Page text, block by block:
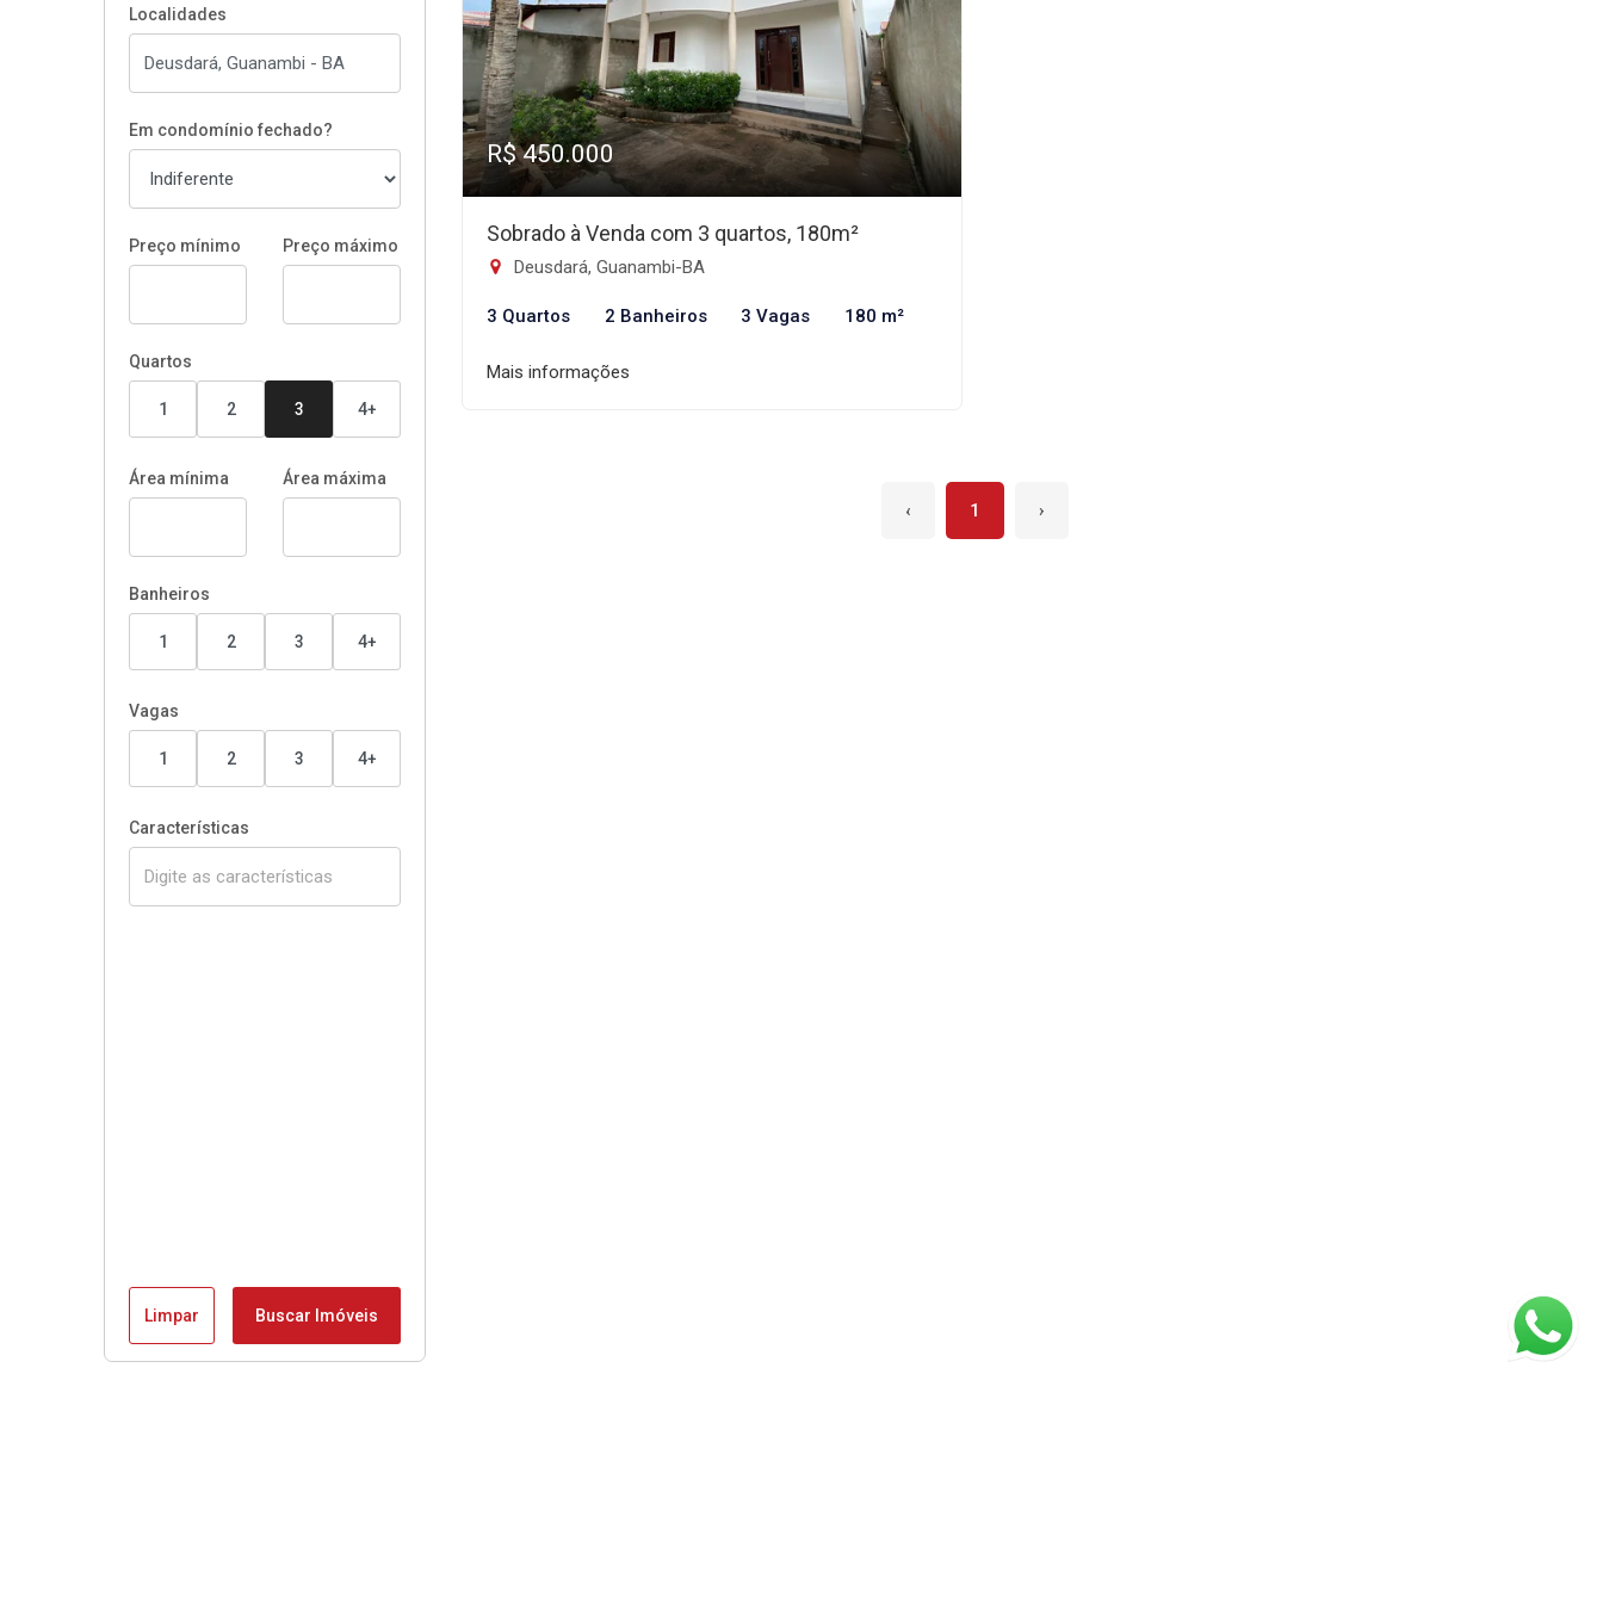
Localidades
Em condomínio fechado?
Preço mínimo Preço máximo
Quartos
1 2 3 4+
Área mínima Área máxima
Banheiros
1 2 3 4+
Vagas
1 2 3 4+
Características
Limpar Buscar Imóveis
R$ 450.000
Sobrado à Venda com 3 quartos, 180m²
Deusdará, Guanambi-BA
3 Quartos 2 Banheiros 3 Vagas 180 m²
Mais informações
‹ 1 ›